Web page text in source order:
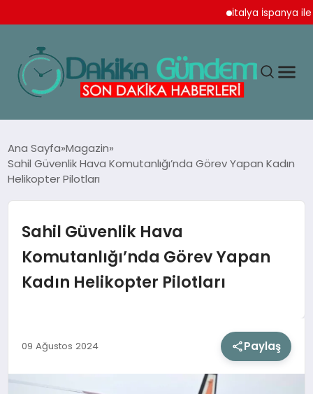
İtalya İspanya ile
TEKNOLOJI
SPOR
YAŞAM
SIYASET
Ana Sayfa Magazin
Sahil Güvenlik Hava Komutanlığı’nda Görev Yapan Kadın
Helikopter Pilotları
Sahil Güvenlik Hava
Komutanlığı’nda Görev Yapan
Kadın Helikopter Pilotları
09 Ağustos 2024 Paylaş